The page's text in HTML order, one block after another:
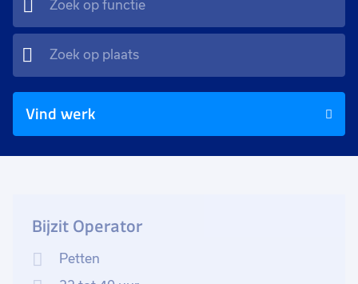
Vind werk
Bijzit Operator
Petten